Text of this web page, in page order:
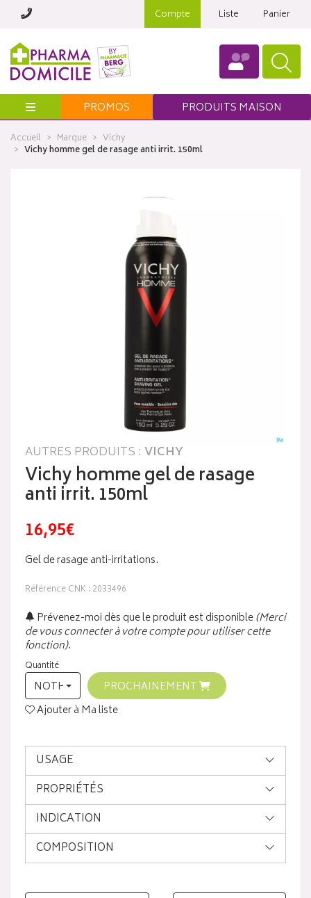
Compte Liste Panier
Menu PROMOS PRODUITS MAISON
Accueil Marque
Vichy
Vichy homme gel de rasage anti irrit. 150ml
AUTRES PRODUITS : VICHY
Vichy homme gel de rasage
anti irrit. 150ml
16,95€
Gel de rasage anti-irritations.
Référence CNK : 2033496
Prévenez-moi dès que le produit est disponible(Merci
de vous connecter à votre compte pour utiliser cette
fonction).
Quantité
NOTHING SELECTEDPROCHAINEMENT
Ajouter à Ma liste
USAGE
PROPRIÉTÉS
INDICATION
COMPOSITION